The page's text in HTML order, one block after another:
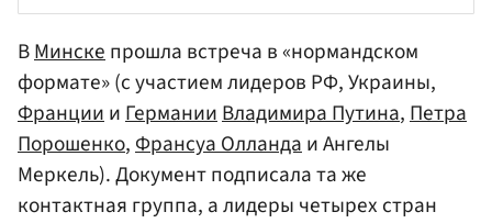
ВМинске прошла встреча в «нормандском
формате» (с участием лидеров РФ, Украины,
Франции и Германии Владимира Путина, Петра
Порошенко, Франсуа Олланда и Ангелы
Меркель). Документ подписала та же
контактная группа, а лидеры четырех стран